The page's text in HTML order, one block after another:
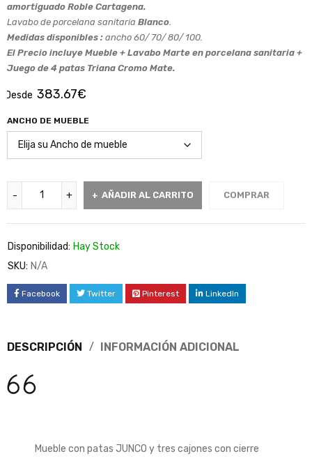
amortiguado Roble Cartagena.
Lavabo de porcelana sanitaria Blanco
Medidas disponibles : ancho 60/ 70/ 80/ 100.
El Precio incluye Mueble + Lavabo Marte en porcelana sanitaria +
Juego de 4 patas Triana Cromo Mate.
Desde 383.67€
ANCHO DE MUEBLE
AÑADIR AL CARRITO COMPRAR
Disponibilidad: Hay Stock
SKU: N/A
Facebook Twitter Pinterest LinkedIn
DESCRIPCIÓN INFORMACIÓN ADICIONAL
Mueble con patas JUNCO y tres cajones con cierre